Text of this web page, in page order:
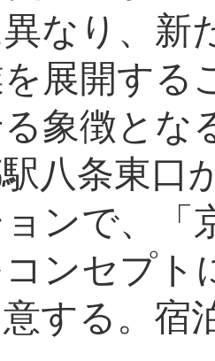
なり、新
展開する
象徴とな
八条東口
ンで、「
ンセプト
する。宿